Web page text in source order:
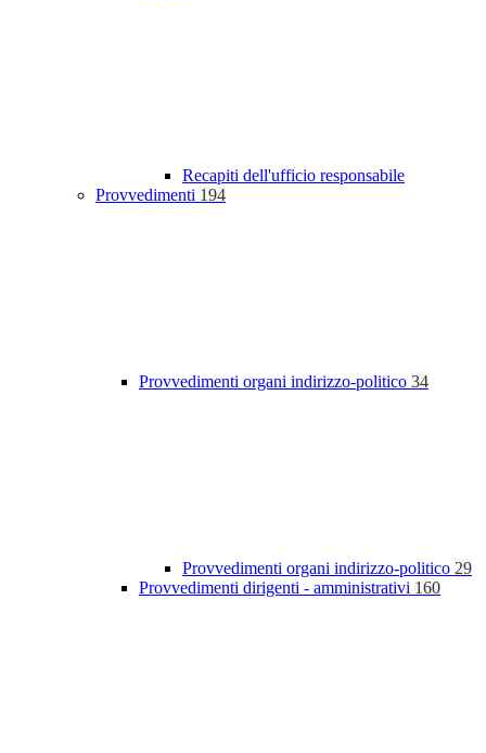
Recapiti dell'ufficio responsabile
Provvedimenti 194
Provvedimenti organi indirizzo-politico 34
Provvedimenti organi indirizzo-politico 29
Provvedimenti dirigenti - amministrativi 160